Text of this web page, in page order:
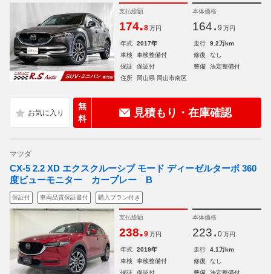
支払総額
174.8 万円
本体価格
164. 9 万円
年式 2017年 走行
9.2万km
車検
車検整備付 修復
なし
保証
保証付 整備
法定整備付
住所
岡山県 岡山市南区
無
料
見積もり・在庫確認
マツダ
CX-5 2.2 XD エクスクルーシブ モード ディーゼルターボ 360
度ビューモニター カープレー B
保証付 車両品質保証書付 購入プラン付き
支払総額
238.9 万円
本体価格
223. 0 万円
年式 2019年 走行
4.1万km
車検
車検整備付 修復
なし
保証
保証付 整備
法定整備付